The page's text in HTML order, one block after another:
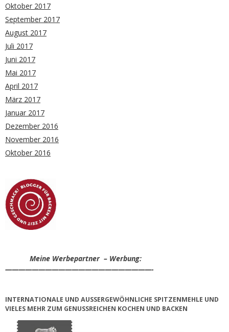
Oktober 2017
September 2017
August 2017
Juli 2017
Juni 2017
Mai 2017
April 2017
März 2017
Januar 2017
Dezember 2016
November 2016
Oktober 2016
Meine Werbepartner – Werbung:
——————————————————————-
INTERNATIONALE UND AUSSERGEWÖHNLICHE SPITZENMEHLE UND V
IELES MEHR ZUM GENUSSREICHEN KOCHEN UND BACKEN